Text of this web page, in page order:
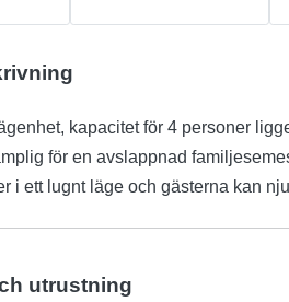
kapacitet för 4 personer
för en avslappnad
i ett lugnt läge och gästerna kan
utrustning